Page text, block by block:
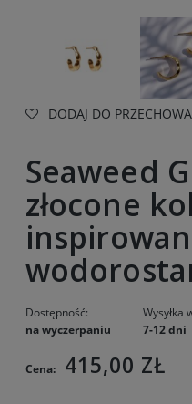
DODAJ DO
Seaweed
złocone
Dostępność:
na wyczerpaniu
Wysyłka
7-12 dni
Cena: 415,00 ZŁ